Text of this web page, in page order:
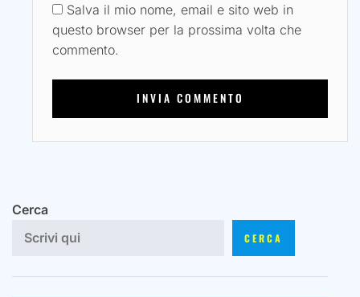
Salva il mio nome, email e sito web in
questo browser per la prossima volta che
commento.
Cerca
CERCA